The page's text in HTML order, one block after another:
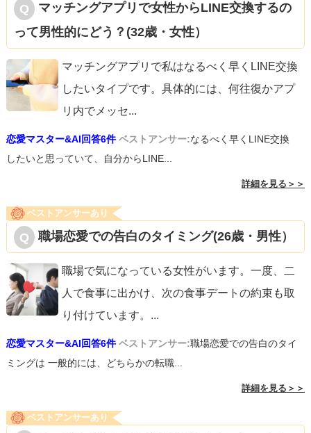
マッチングアプリで女性からLINE交換するの
って男性的にどう？(32歳・女性）
マッチングアプリで私はなるべく早くLINE交換
したいタイプです。具体的には、何往復かアプ
リ内でメッセ...
恋愛マスター&AI回答6件 ベストアンサー:なるべく早くLINE交換
したいと思っていて、自分からLINE...
詳細を見る＞＞
ベストアンサーあり
職場恋愛での告白のタイミング(26歳・男性）
職場で気になっている女性がいます。一度、二
人で食事に出かけ、次の食事デートの約束も取
り付けています。 ...
恋愛マスター&AI回答6件 ベストアンサー:職場恋愛での告白のタイ
ミングは 一般的には、どちらかの転職...
詳細を見る＞＞
ベストアンサーあり